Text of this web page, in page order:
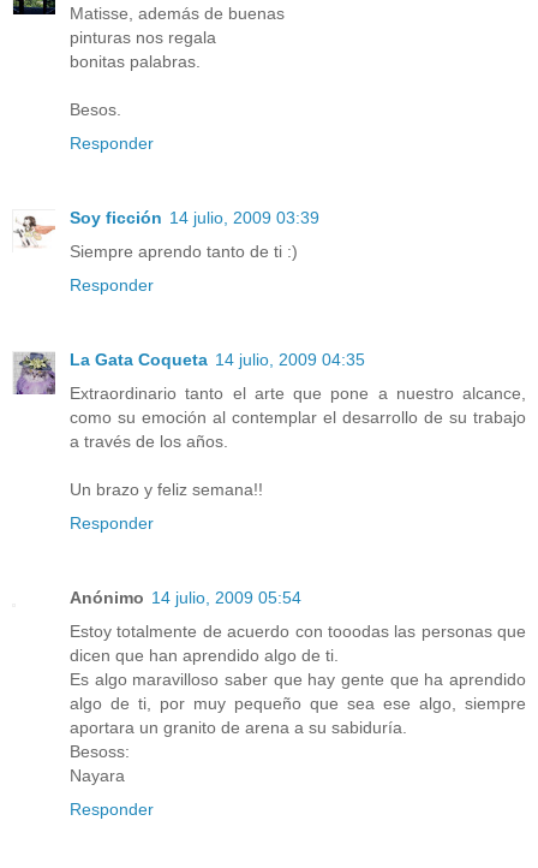
Matisse, además de buenas
pinturas nos regala
bonitas palabras.
Besos.
Responder
Soy ficción 14 julio, 2009 03:39
Siempre aprendo tanto de ti :)
Responder
La Gata Coqueta 14 julio, 2009 04:35
Extraordinario tanto el arte que pone a nuestro alcance,
como su emoción al contemplar el desarrollo de su trabajo
a través de los años.
Un brazo y feliz semana!!
Responder
Anónimo 14 julio, 2009 05:54
Estoy totalmente de acuerdo con tooodas las personas que
dicen que han aprendido algo de ti.
Es algo maravilloso saber que hay gente que ha aprendido
algo de ti, por muy pequeño que sea ese algo, siempre
aportara un granito de arena a su sabiduría.
Besoss:
Nayara
Responder